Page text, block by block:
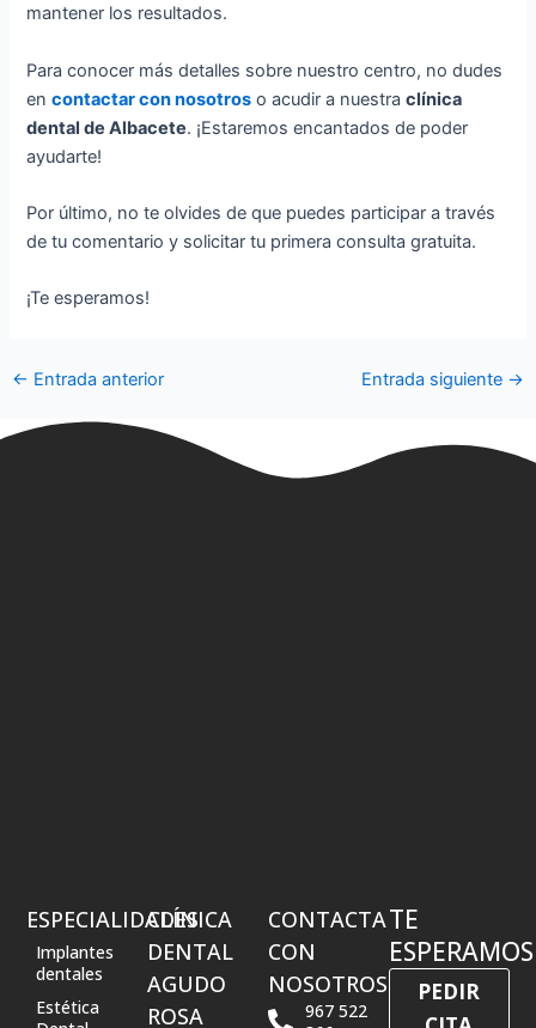
mantener los resultados.
Para conocer más detalles sobre nuestro centro, no dudes
encontactar con nosotros o acudir a nuestraclínica
dental de Albacete. ¡Estaremos encantados de poder
ayudarte!
Por último, no te olvides de que puedes participar a través
de tu comentario y solicitar tu primera consulta gratuita.
¡Te esperamos!
← Entrada anterior Entrada siguiente →
ESPECIALIDADES
Implantes
dentales
Estética
CLÍNICA
DENTAL
AGUDO
ROSA
CONTACTA
CON
NOSOTROS
967 522
TE
ESPERAMOS
PEDIR